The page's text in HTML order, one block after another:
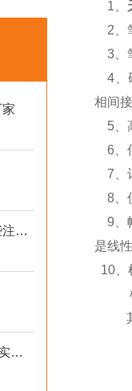
继电保护测试仪与电脑对接有哪些注意事项？
SX-2000A全自动电容电感测试仪实际操作方法
1、
2、
3、
4、
相间
5、
6、
7、
8、
9、
是线
10、
横
其